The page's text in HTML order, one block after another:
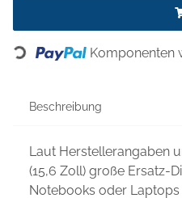
Loading... Komponenten
Beschreibung
Laut Herstellerangaben
(15,6 Zoll) große Ersatz-
Notebooks oder Laptops